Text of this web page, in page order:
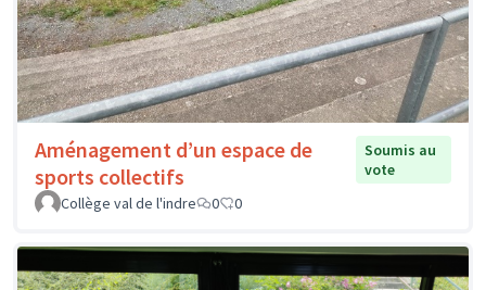
Aménagement d’un espace de
sports collectifs
Soumis au
vote
Collège val de l'indre
0 0